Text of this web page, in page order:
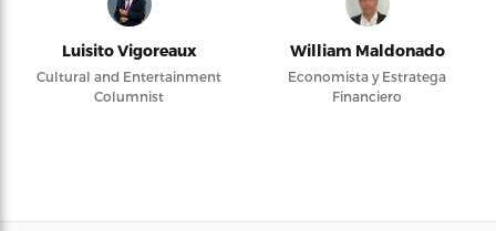
Luisito Vigoreaux
Cultural and Entertainment
Columnist
William Maldonado
Economista y Estratega
Financiero